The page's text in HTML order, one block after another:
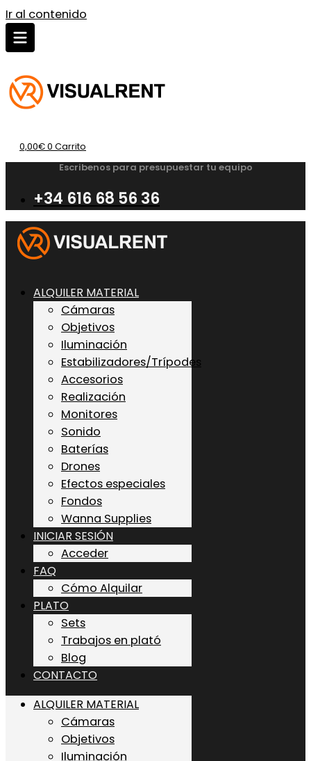
Ir al contenido
0,00€0 Carrito
Escribenos para presupuestar tu equipo
+34 616 68 56 36
ALQUILER MATERIAL
Cámaras
Objetivos
Iluminación
Estabilizadores/Trípodes
Accesorios
Realización
Monitores
Sonido
Baterías
Drones
Efectos especiales
Fondos
Wanna Supplies
INICIAR SESIÓN
Acceder
FAQ
Cómo Alquilar
PLATO
Sets
Trabajos en plató
Blog
CONTACTO
ALQUILER MATERIAL
Cámaras
Objetivos
Iluminación